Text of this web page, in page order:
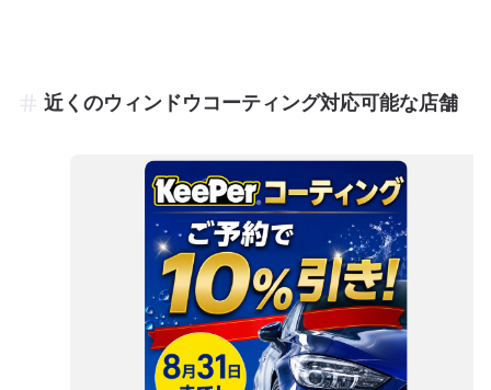
近くのウィンドウコーティング対応可能な店舗